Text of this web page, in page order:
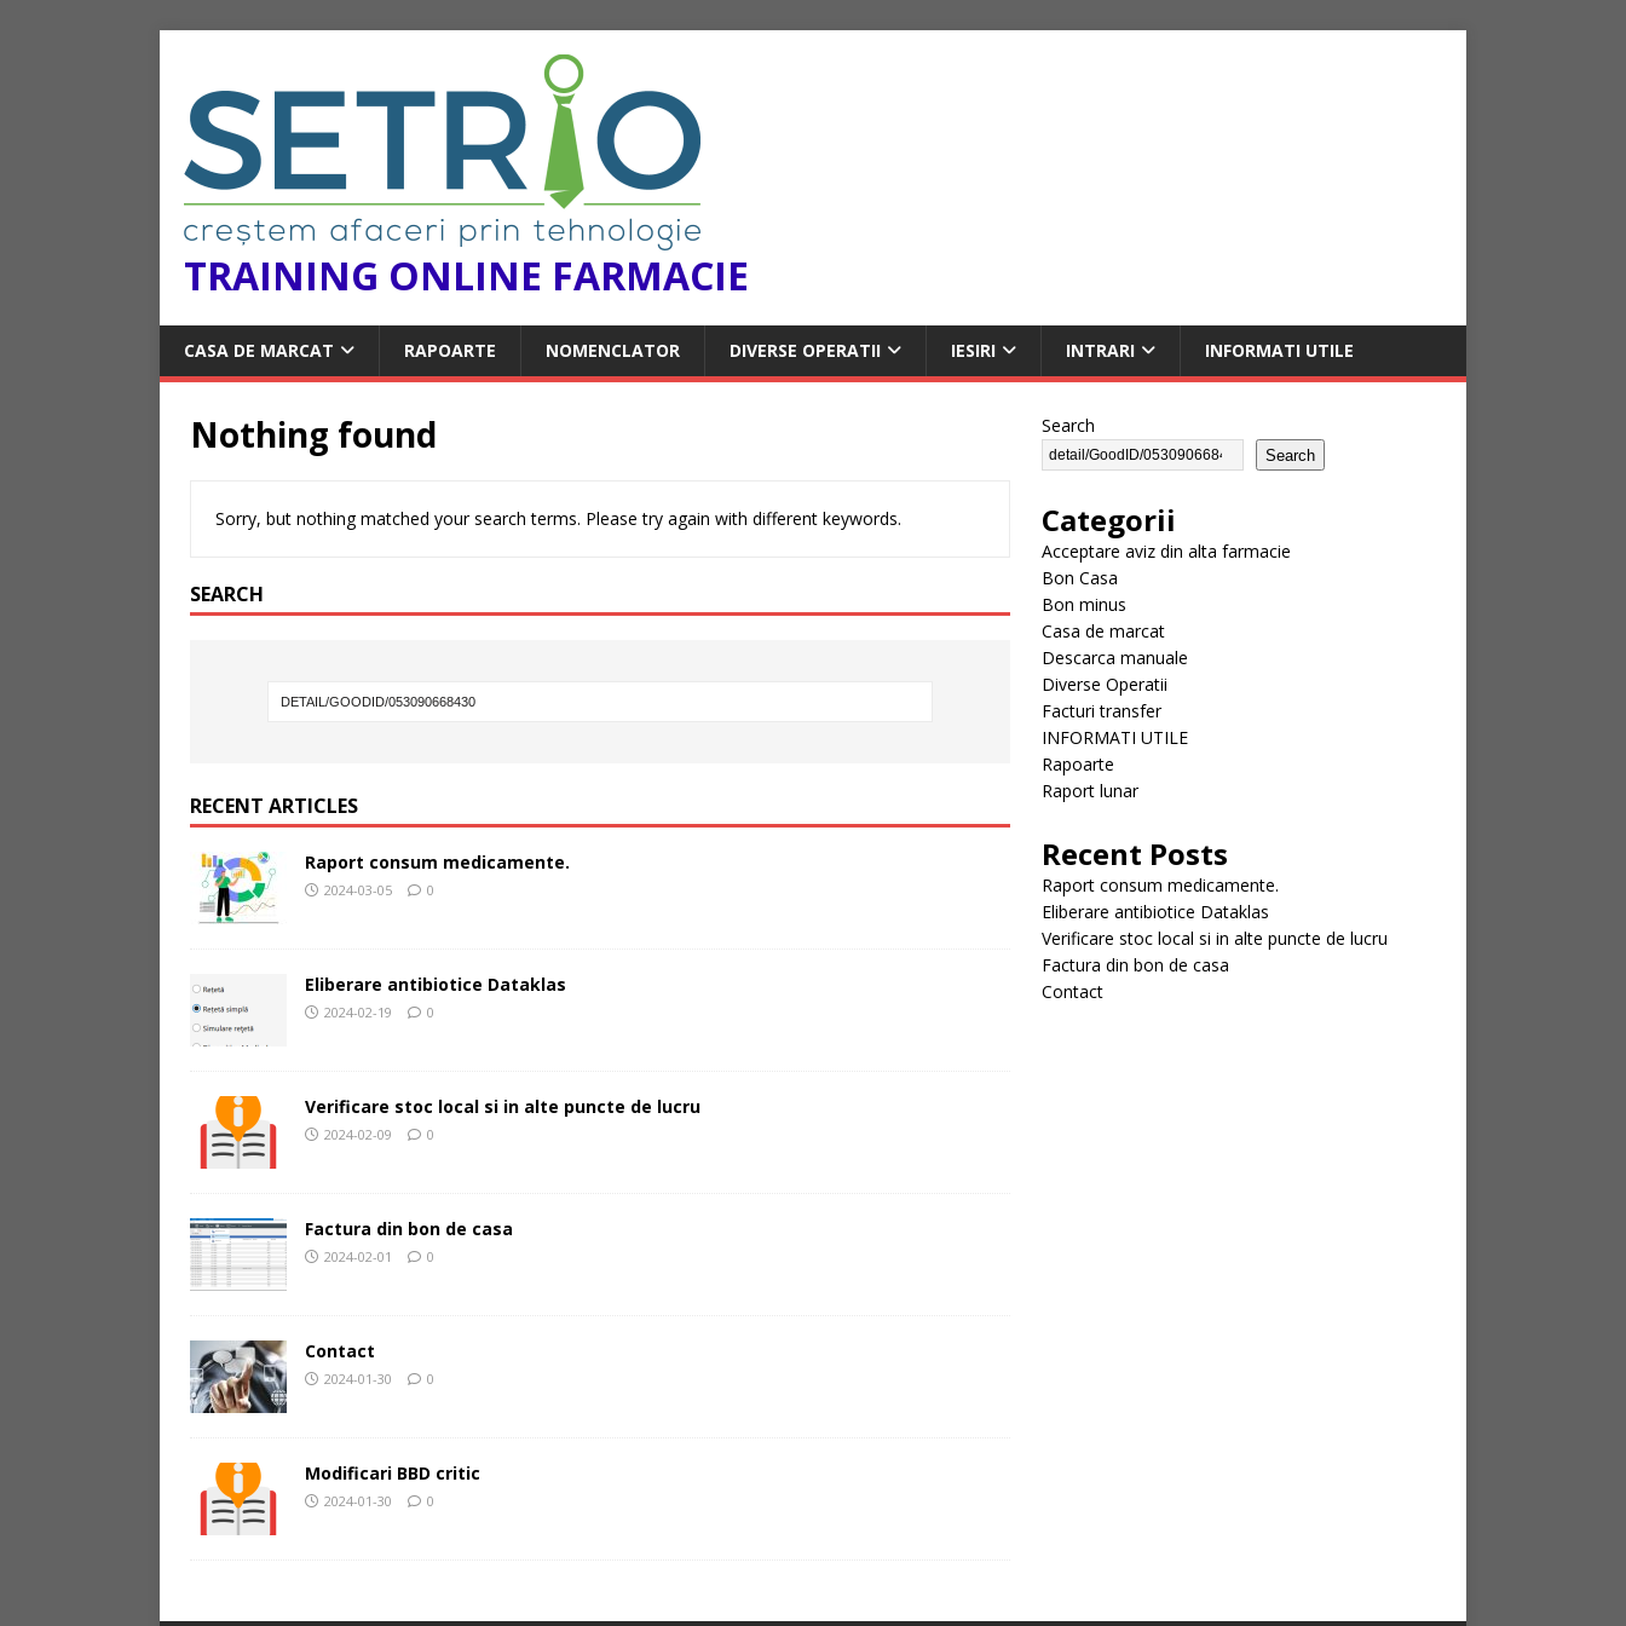
TRAINING ONLINE FARMACIE
CASA DE MARCAT RAPOARTE NOMENCLATOR DIVERSE OPERATII IESIRI INTRARI INFORMATI UTILE
Nothing found
Sorry, but nothing matched your search terms. Please try again with different keywords.
SEARCH
RECENT ARTICLES
Raport consum medicamente.
2024-03-05 0
Eliberare antibiotice Dataklas
2024-02-19 0
Verificare stoc local si in alte puncte de lucru
2024-02-09 0
Factura din bon de casa
2024-02-01 0
Contact
2024-01-30 0
Modificari BBD critic
2024-01-30 0
Search
Search
Categorii
Acceptare aviz din alta farmacie
Bon Casa
Bon minus
Casa de marcat
Descarca manuale
Diverse Operatii
Facturi transfer
INFORMATI UTILE
Rapoarte
Raport lunar
Recent Posts
Raport consum medicamente.
Eliberare antibiotice Dataklas
Verificare stoc local si in alte puncte de lucru
Factura din bon de casa
Contact